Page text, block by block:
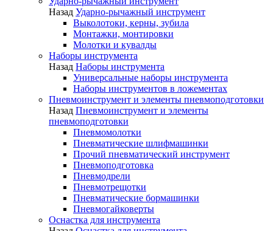
Назад Ударно-рычажный инструмент
Выколотоки, керны, зубила
Монтажки, монтировки
Молотки и кувалды
Наборы инструмента
Назад Наборы инструмента
Универсальные наборы инструмента
Наборы инструментов в ложементах
Пневмоинструмент и элементы пневмоподготовки
Назад Пневмоинструмент и элементы
пневмоподготовки
Пневмомолотки
Пневматические шлифмашинки
Прочий пневматический инструмент
Пневмоподготовка
Пневмодрели
Пневмотрещотки
Пневматические бормашинки
Пневмогайковерты
Оснастка для инструмента